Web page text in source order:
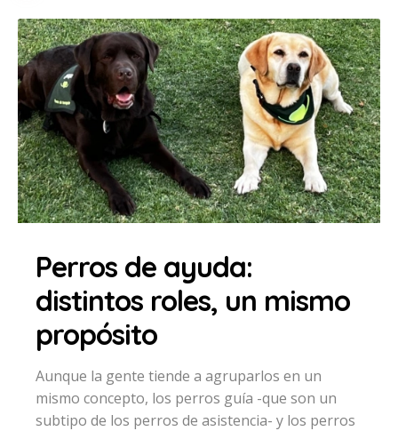
Perros de ayuda:
distintos roles, un mismo
propósito
Aunque la gente tiende a agruparlos en un
mismo concepto, los perros guía -que son un
subtipo de los perros de asistencia- y los perros